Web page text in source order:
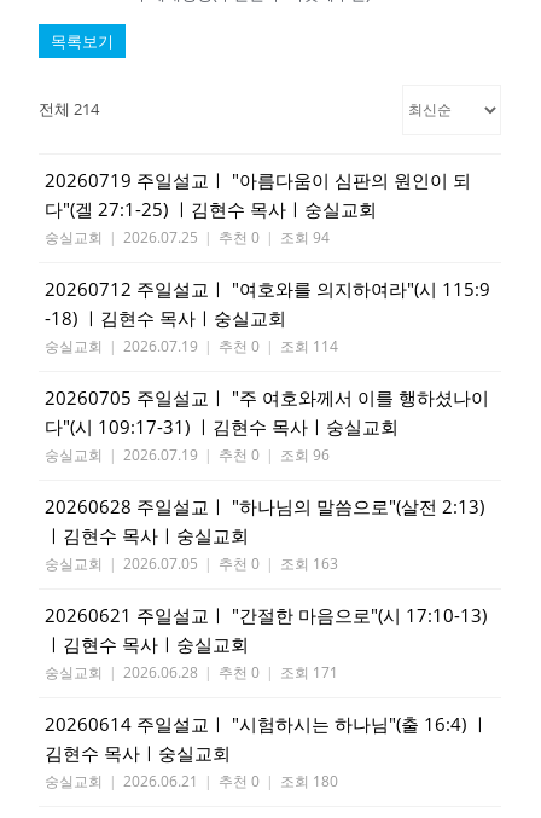
목록보기
전체 214
20260719 주일설교ㅣ "아름다움이 심판의 원인이 되
다"(겔 27:1-25) ㅣ김현수 목사ㅣ숭실교회
숭실교회 | 2026.07.25 | 추천 0 | 조회 94
20260712 주일설교ㅣ "여호와를 의지하여라"(시 115:9
-18) ㅣ김현수 목사ㅣ숭실교회
숭실교회 | 2026.07.19 | 추천 0 | 조회 114
20260705 주일설교ㅣ "주 여호와께서 이를 행하셨나이
다"(시 109:17-31) ㅣ김현수 목사ㅣ숭실교회
숭실교회 | 2026.07.19 | 추천 0 | 조회 96
20260628 주일설교ㅣ "하나님의 말씀으로"(살전 2:13)
ㅣ김현수 목사ㅣ숭실교회
숭실교회 | 2026.07.05 | 추천 0 | 조회 163
20260621 주일설교ㅣ "간절한 마음으로"(시 17:10-13)
ㅣ김현수 목사ㅣ숭실교회
숭실교회 | 2026.06.28 | 추천 0 | 조회 171
20260614 주일설교ㅣ "시험하시는 하나님"(출 16:4) ㅣ
김현수 목사ㅣ숭실교회
숭실교회 | 2026.06.21 | 추천 0 | 조회 180